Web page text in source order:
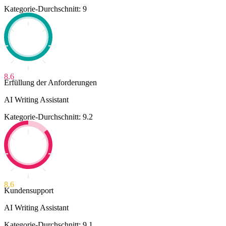
Kategorie-Durchschnitt: 9
8.6
Erfüllung der Anforderungen
AI Writing Assistant
Kategorie-Durchschnitt: 9.2
8.6
Kundensupport
AI Writing Assistant